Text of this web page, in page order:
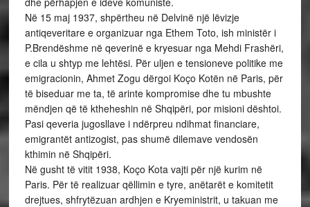
Në 15 maj 1937, shpërtheu në Delvinë një lëvizje
antiqeveritare e organizuar nga Ethem Toto, ish ministër i
P.Brendëshme në qeverinë e kryesuar nga Mehdi Frashëri,
e cila u shtyp me lehtësi. Për uljen e tensioneve politike me
emigracionin, Ahmet Zogu dërgoi Koço Kotën në Paris, për
të biseduar me ta, të arinte kompromise dhe tu mbushte
mëndjen që të ktheheshin në Shqipëri, por misioni dështoi.
Pasi qeveria jugosllave i ndërpreu ndihmat financiare,
emigrantët antizogist, pas shumë dilemave vendosën
kthimin në Shqipëri.
Në gusht të vitit 1938, Koço Kota vajti për një kurim në
Paris. Për të realizuar qëllimin e tyre, anëtarët e komitetit
drejtues, shfrytëzuan ardhjen e Kryeministrit, u takuan me